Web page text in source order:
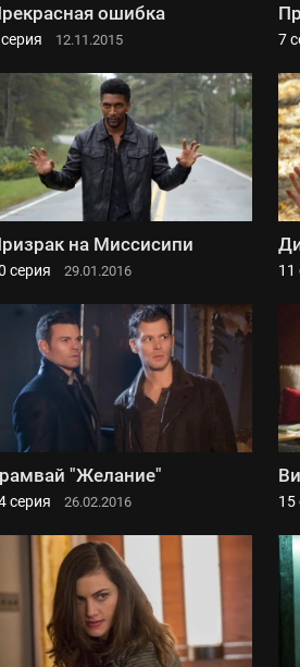
ошибка
12.11.2015 7
на Миссисипи
серия 29.01.2016 11
"Желание"
серия 26.02.2016 15